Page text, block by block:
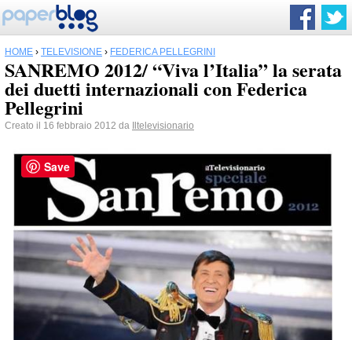
HOME › TELEVISIONE › FEDERICA PELLEGRINI
SANREMO 2012/ “Viva l’Italia” la serata
dei duetti internazionali con Federica
Pellegrini
Creato il 16 febbraio 2012 da Iltelevisionario
Save